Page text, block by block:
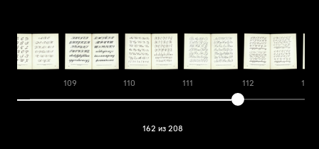
109 110 111 112 113
162 из 208